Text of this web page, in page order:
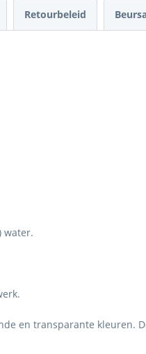
Retourbeleid
water.
en transparante kleuren.